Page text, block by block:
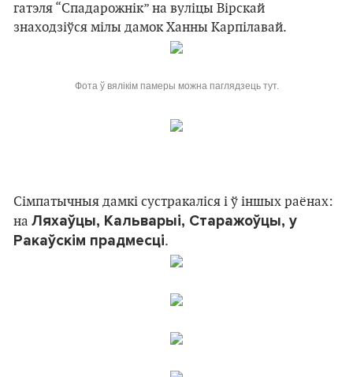
гатэля “Спадарожнік” на вуліцы Вірскай
знаходзіўся мілы дамок Ханны Карпілавай.
Фота ў вялікім памеры можна паглядзець тут.
Сімпатычныя дамкі сустракаліся і ў іншых раёнах:
на Ляхаўцы, Кальварыі, Старажоўцы, у
Ракаўскім прадмесці.